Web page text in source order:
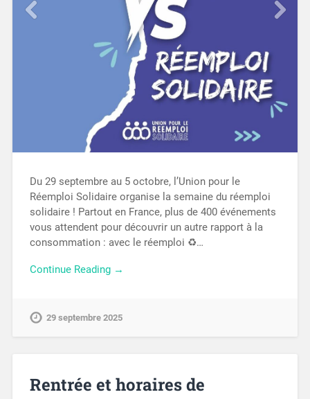
Du 29 septembre au 5 octobre, l’Union pour le
Réemploi Solidaire organise la semaine du réemploi
solidaire ! Partout en France, plus de 400 événements
vous attendent pour découvrir un autre rapport à la
consommation : avec le réemploi ♻️…
Continue Reading →
29 septembre 2025
Rentrée et horaires de